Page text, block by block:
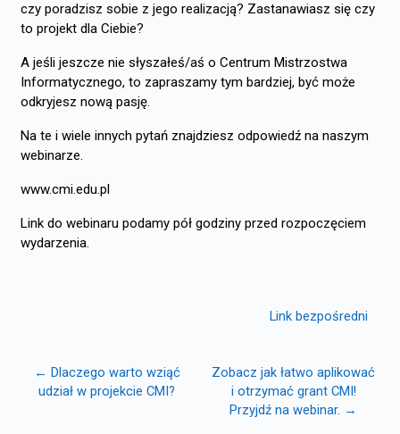
czy poradzisz sobie z jego realizacją? Zastanawiasz się czy
to projekt dla Ciebie?
A jeśli jeszcze nie słyszałeś/aś o Centrum Mistrzostwa
Informatycznego, to zapraszamy tym bardziej, być może
odkryjesz nową pasję.
Na te i wiele innych pytań znajdziesz odpowiedź na naszym
webinarze.
www.cmi.edu.pl
Link do webinaru podamy pół godziny przed rozpoczęciem
wydarzenia.
Link bezpośredni
← Dlaczego warto wziąć
udział w projekcie CMI?
Zobacz jak łatwo aplikować
i otrzymać grant CMI!
Przyjdź na webinar. →